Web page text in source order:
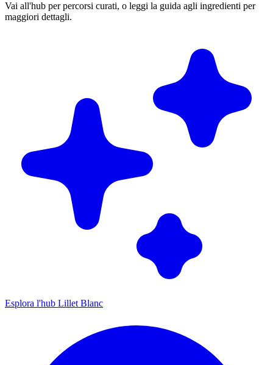
Vai all'hub per percorsi curati, o leggi la guida agli ingredienti per
maggiori dettagli.
Esplora l'hub Lillet Blanc